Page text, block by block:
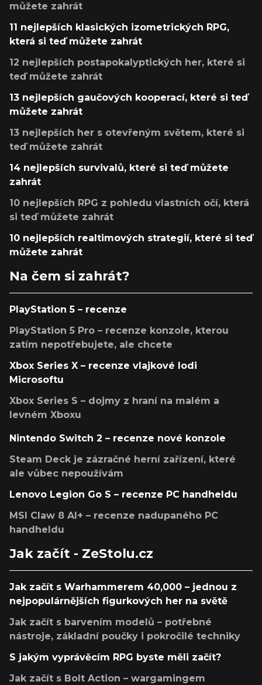
můžete zahrát
11 nejlepších klasických izometrických RPG,
která si teď můžete zahrát
12 nejlepších postapokalyptických her, které si
teď můžete zahrát
13 nejlepších gaučových kooperací, které si teď
můžete zahrát
13 nejlepších her s otevřeným světem, které si
teď můžete zahrát
14 nejlepších survivalů, které si teď můžete
zahrát
10 nejlepších RPG z pohledu vlastních očí, která
si teď můžete zahrát
10 nejlepších realtimových strategií, které si teď
můžete zahrát
Na čem si zahrát?
PlayStation 5 – recenze
PlayStation 5 Pro – recenze konzole, kterou
zatím nepotřebujete, ale chcete
Xbox Series X – recenze vlajkové lodi
Microsoftu
Xbox Series S – dojmy z hraní na malém a
levném Xboxu
Nintendo Switch 2 – recenze nové konzole
Steam Deck je zázračné herní zařízení, které
ale vůbec nepoužívám
Lenovo Legion Go S – recenze PC handheldu
MSI Claw 8 AI+ – recenze nadupaného PC
handheldu
Jak začít - ZeStolu.cz
Jak začít s Warhammerem 40,000 – jednou z
nejpopulárnějších figurkových her na světě
Jak začít s barvením modelů – potřebné
nástroje, základní poučky i pokročilé techniky
S jakým vyprávěcím RPG byste měli začít?
Jak začít s Bolt Action – wargamingem